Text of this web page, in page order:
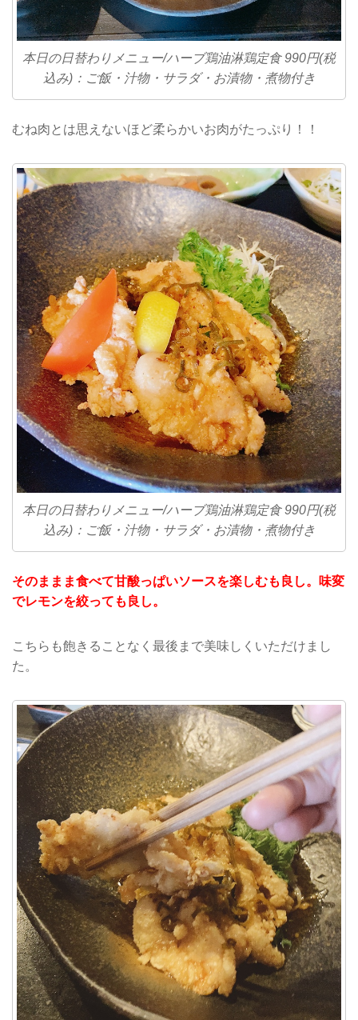
本日の日替わりメニュー/ハーブ鶏油淋鶏定食 990円(税
込み)：ご飯・汁物・サラダ・お漬物・煮物付き
むね肉とは思えないほど柔らかいお肉がたっぷり！！
本日の日替わりメニュー/ハーブ鶏油淋鶏定食 990円(税
込み)：ご飯・汁物・サラダ・お漬物・煮物付き
そのままま食べて甘酸っぱいソースを楽しむも良し。味変
でレモンを絞っても良し。
こちらも飽きることなく最後まで美味しくいただけまし
た。